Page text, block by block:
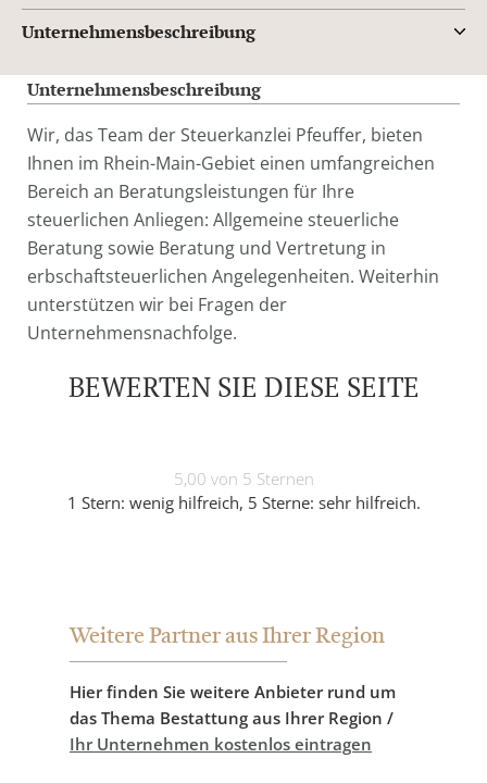
Unternehmensbeschreibung
Unternehmensbeschreibung
Wir, das Team der Steuerkanzlei Pfeuffer, bieten
Ihnen im Rhein-Main-Gebiet einen umfangreichen
Bereich an Beratungsleistungen für Ihre
steuerlichen Anliegen: Allgemeine steuerliche
Beratung sowie Beratung und Vertretung in
erbschaftsteuerlichen Angelegenheiten. Weiterhin
unterstützen wir bei Fragen der
Unternehmensnachfolge.
BEWERTEN SIE DIESE SEITE
5,00 von 5 Sternen
1 Stern: wenig hilfreich, 5 Sterne: sehr hilfreich.
Weitere Partner aus Ihrer Region
Hier finden Sie weitere Anbieter rund um
das Thema Bestattung aus Ihrer Region /
Ihr Unternehmen kostenlos eintragen